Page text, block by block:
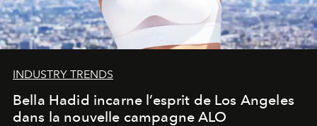
INDUSTRY TRENDS
Bella Hadid incarne l’esprit de Los Angeles
dans la nouvelle campagne ALO